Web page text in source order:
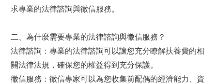
求專業的法律諮詢與徵信服務。
二、為什麼需要專業的法律諮詢與徵信服務？
法律諮詢：專業的法律諮詢可以讓您充分瞭解扶養費的相
關法律法規，確保您的權益得到充分保護。
徵信服務：徵信專家可以為您收集前配偶的經濟能力、資